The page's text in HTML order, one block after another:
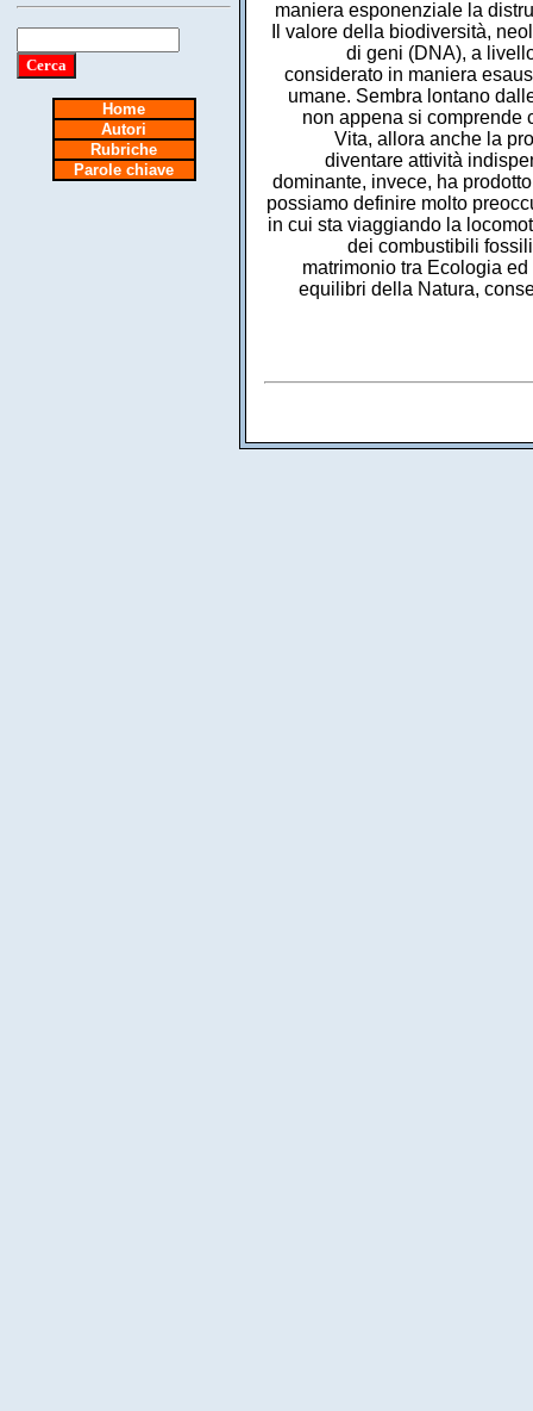
Home
Autori
Rubriche
Parole chiave
maniera esponenziale la
Il valore della biodiversità,
di geni (DNA), a
considerato in maniera
umane. Sembra lontano
non appena si comprende
Vita, allora anche la
diventare attività
dominante, invece, ha
possiamo definire molto
in cui sta viaggiando la
dei combustibili
matrimonio tra Ecologia
equilibri della Natura,